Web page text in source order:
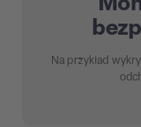
Na przykład